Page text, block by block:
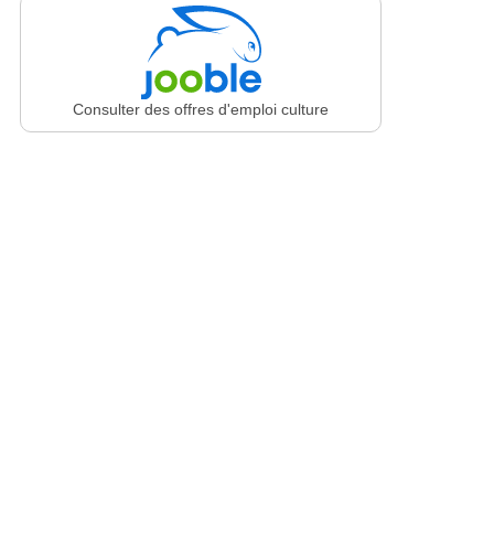
Consulter des offres d'emploi culture